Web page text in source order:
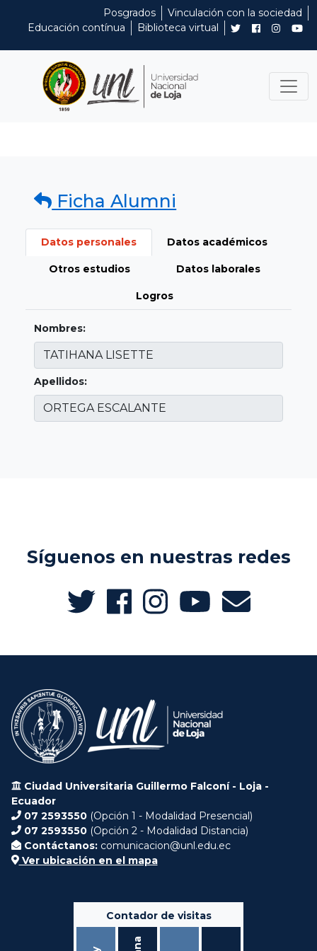
Posgrados
Vinculación con la sociedad
Educación contínua
Biblioteca virtual
Ficha Alumni
Datos personales Datos académicos
Otros estudios Datos laborales
Logros
Nombres:
Apellidos:
Síguenos en nuestras redes
Ciudad Universitaria Guillermo Falconí - Loja -
Ecuador
07 2593550 (Opción 1 - Modalidad Presencial)
07 2593550 (Opción 2 - Modalidad Distancia)
Contáctanos: comunicacion@unl.edu.ec
Ver ubicación en el mapa
Contador de visitas